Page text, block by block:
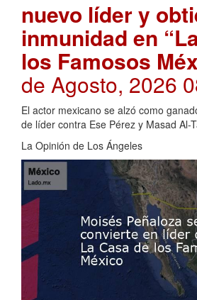
nuevo líder y
inmunidad en
los Famosos
de Agosto, 2026
El actor mexicano se alzó como
de líder contra Ese Pérez y Masad Al-
La Opinión de Los Ángeles